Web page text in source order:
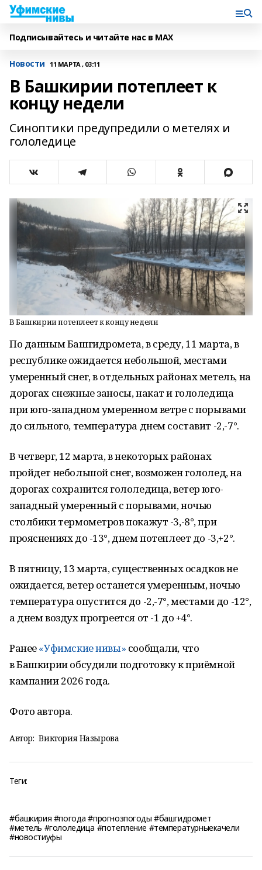
Подписывайтесь и читайте нас в MAX
Новости 11 МАРТА , 03:11
В Башкирии потеплеет к
концу недели
Синоптики предупредили о метелях и
гололедице
В Башкирии потеплеет к концу недели
По данным Башгидромета, в среду, 11 марта, в
республике ожидается небольшой, местами
умеренный снег, в отдельных районах метель, на
дорогах снежные заносы, накат и гололедица
при юго-западном умеренном ветре с порывами
до сильного, температура днем составит -2,-7°.
В четверг, 12 марта, в некоторых районах
пройдет небольшой снег, возможен гололед, на
дорогах сохранится гололедица, ветер юго-
западный умеренный с порывами, ночью
столбики термометров покажут -3,-8°, при
прояснениях до -13°, днем потеплеет до -3,+2°.
В пятницу, 13 марта, существенных осадков не
ожидается, ветер останется умеренным, ночью
температура опустится до -2,-7°, местами до -12°,
а днем воздух прогреется от -1 до +4°.
Ранее«Уфимские нивы» сообщали, что
в Башкирии обсудили подготовку к приёмной
кампании 2026 года.
Фото автора.
Автор: Виктория Назырова
Теги:
#башкирия #погода #прогнозпогоды #башгидромет
#метель #гололедица #потепление #температурныекачели
#новостиуфы